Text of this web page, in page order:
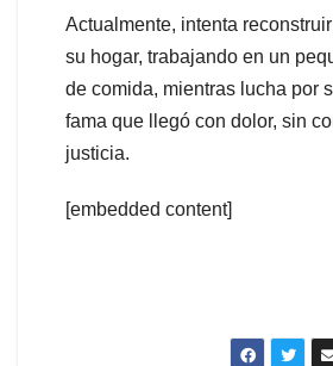
Actualmente, intenta
su hogar, trabajando en un
de comida, mientras lucha por
fama que llegó con dolor, sin
justicia.
[embedded content]